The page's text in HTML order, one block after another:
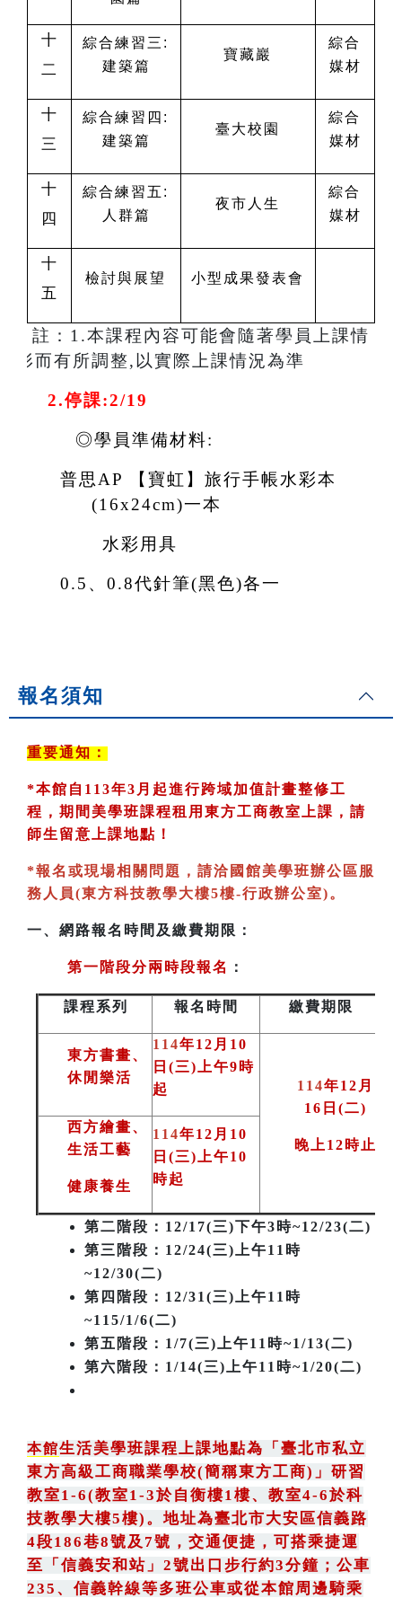
十
二
綜合練習三:
建築篇
寶藏巖
綜合
媒材
十
三
綜合練習四:
建築篇
臺大校園
綜合
媒材
十
四
綜合練習五:
人群篇
夜市人生
綜合
媒材
十
五
檢討與展望 小型成果發表會
註：1.本課程內容可能會隨著學員上課情
形而有所調整,以實際上課情況為準
2.停課:2/19
◎學員準備材料:
普思AP 【寶虹】旅行手帳水彩本
(16x24cm)一本
水彩用具
0.5 、0.8代針筆(黑色)各一
報名須知
重要通知：
*本館自113年3月起進行跨域加值計畫整修工
程，期間美學班課程租用東方工商教室
上課，請
師生留意上課地點！
*報名或現場相關問題，請洽國館美學班辦公區服
務人員(東方科技教學大樓5樓-行政辦公室)。
一、 網路報名時間及繳費期限：
第一階段分兩時段報名 ：
課程系列 報名時間 繳費期限
東方書畫、
休閒樂活
114年12月10
日(三)上午9時
起
114年12月
16日(二)
晚上12時止
西方繪畫、
生活工藝
健康養生
114年12月10
日(三)上午10
時起
第二階段 ：12/17(三)下午3時~12/23(二)
第三階段 ：12/24(三)上午11時
~12/30(二)
第四階段：12/31(三)上午11時
~115/1/6(二)
第五階段：1/7(三)上午11時~1/13(二)
第六階段：1/14(三)上午11時~1/20(二)
本館生活美學班課程上課地點為 「 臺北市私立
東方高級工商職業學校(簡稱東方工商) 」 研習
教室1-6(教室1-3於自衡樓1樓、教室4-6於科
技教學大樓5樓)。地址為臺北市大安區信義路
4段186巷8號及7號 ， 交通便捷，可搭乘捷運
至「信義安和站」2號出口步行約3分鐘 ； 公車
235 、 信義幹線等多班公車或從本館周邊騎乘